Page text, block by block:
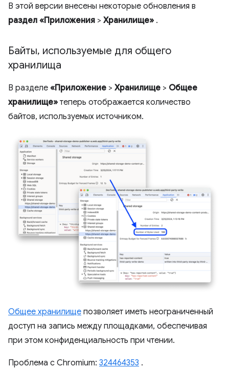
В этой версии внесены некоторые обновления в
раздел «Приложения > Хранилище» .
Байты, используемые для общего
хранилища
В разделе «Приложение > Хранилище > Общее
хранилище» теперь отображается количество
байтов, используемых источником.
Общее хранилище позволяет иметь неограниченный
доступ на запись между площадками, обеспечивая
при этом конфиденциальность при чтении.
Проблема с Chromium: 324464353 .